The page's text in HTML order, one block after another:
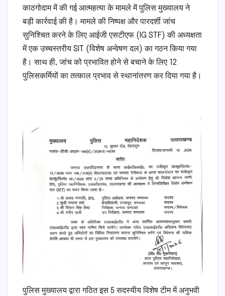
काठगोदाम में की गई आत्महत्या के मामले में पुलिस मुख्यालय ने
बड़ी कार्रवाई की है। मामले की निष्पक्ष और पारदर्शी जांच
सुनिश्चित करने के लिए आईजी एसटीएफ (IG STF) की अध्यक्षता
में एक उच्चस्तरीय SIT (विशेष अन्वेषण दल) का गठन किया गया
है। साथ ही, जांच को प्रभावित होने से बचाने के लिए 12
पुलिसकर्मियों का तत्काल प्रभाव से स्थानांतरण कर दिया गया है।
​पुलिस मुख्यालय द्वारा गठित इस 5 सदस्यीय विशेष टीम में अनुभवी